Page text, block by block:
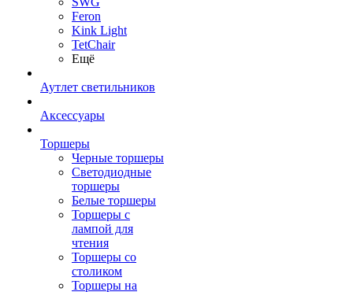
Feron
Kink Light
TetСhair
Ещё
Аутлет светильников
Аксессуары
Торшеры
Черные торшеры
Светодиодные
торшеры
Белые торшеры
Торшеры с
лампой для
чтения
Торшеры со
столиком
Торшеры на